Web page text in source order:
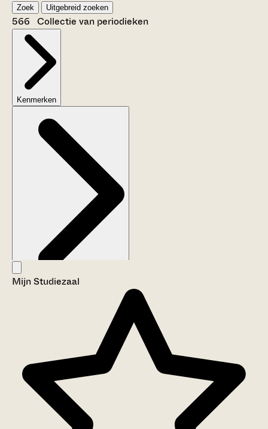
Zoek Uitgebreid zoeken
566 Collectie van periodieken
Kenmerken
Aanwijzingen voor de gebruiker
Mijn Studiezaal